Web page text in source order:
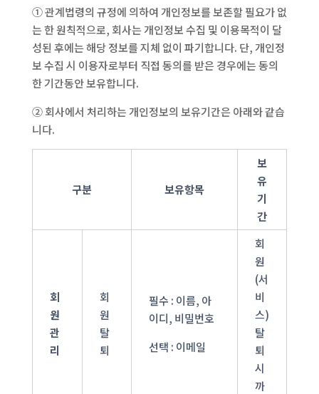
① 관계법령의 규정에 의하여 개인정보를 보존할 필요가 없
는 한 원칙적으로, 회사는 개인정보 수집 및 이용목적이 달
성된 후에는 해당 정보를 지체 없이 파기합니다. 단, 개인정
보 수집 시 이용자로부터 직접 동의를 받은 경우에는 동의
한 기간동안 보유합니다.
② 회사에서 처리하는 개인정보의 보유기간은 아래와 같습
니다.
구분 보유항목
보
유
기
간
회
원
관
리
회
원
탈
퇴
필수 : 이름, 아
이디, 비밀번호
선택 : 이메일
회
원
(서
비
스)
탈
퇴
시
까